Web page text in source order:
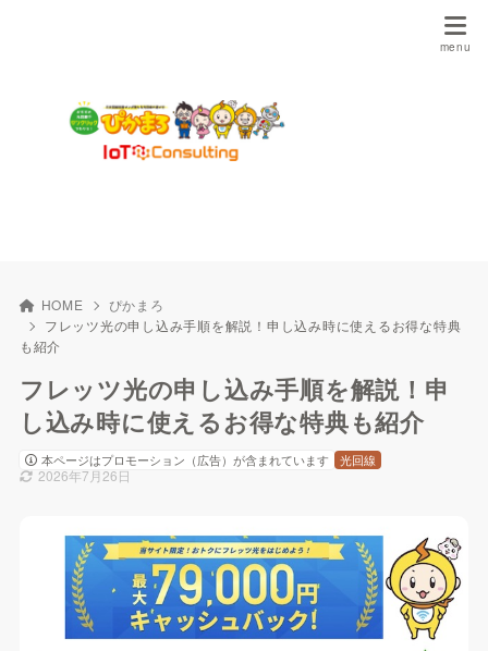
HOME
ぴかまろ
フレッツ光の申し込み手順を解説！申し込み時に使えるお得な特典
も紹介
フレッツ光の申し込み手順を解説！申
し込み時に使えるお得な特典も紹介
本ページはプロモーション（広告）が含まれています
2026年7月26日
光回線